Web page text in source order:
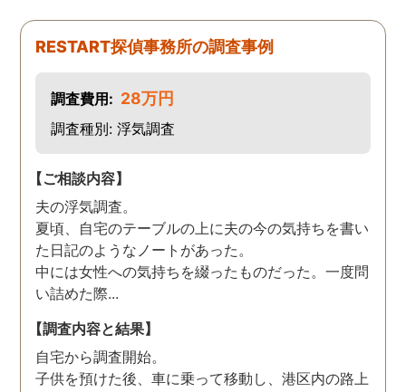
RESTART探偵事務所の調査事例
調査費用: 28万円
調査種別: 浮気調査
【ご相談内容】
夫の浮気調査。
夏頃、自宅のテーブルの上に夫の今の気持ちを書い
た日記のようなノートがあった。
中には女性への気持ちを綴ったものだった。一度問
い詰めた際...
【調査内容と結果】
自宅から調査開始。
子供を預けた後、車に乗って移動し、港区内の路上